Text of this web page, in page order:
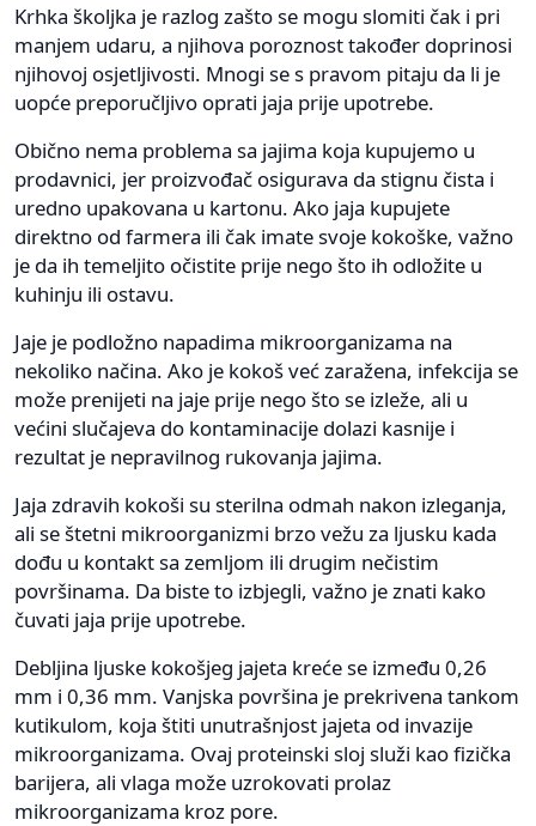
Krhka školjka je razlog zašto se mogu slomiti čak i pri
manjem udaru, a njihova poroznost također doprinosi
njihovoj osjetljivosti. Mnogi se s pravom pitaju da li je
uopće preporučljivo oprati jaja prije upotrebe.
Obično nema problema sa jajima koja kupujemo u
prodavnici, jer proizvođač osigurava da stignu čista i
uredno upakovana u kartonu. Ako jaja kupujete
direktno od farmera ili čak imate svoje kokoške, važno
je da ih temeljito očistite prije nego što ih odložite u
kuhinju ili ostavu.
Jaje je podložno napadima mikroorganizama na
nekoliko načina. Ako je kokoš već zaražena, infekcija se
može prenijeti na jaje prije nego što se izleže, ali u
većini slučajeva do kontaminacije dolazi kasnije i
rezultat je nepravilnog rukovanja jajima.
Jaja zdravih kokoši su sterilna odmah nakon izleganja,
ali se štetni mikroorganizmi brzo vežu za ljusku kada
dođu u kontakt sa zemljom ili drugim nečistim
površinama. Da biste to izbjegli, važno je znati kako
čuvati jaja prije upotrebe.
Debljina ljuske kokošjeg jajeta kreće se između 0,26
mm i 0,36 mm. Vanjska površina je prekrivena tankom
kutikulom, koja štiti unutrašnjost jajeta od invazije
mikroorganizama. Ovaj proteinski sloj služi kao fizička
barijera, ali vlaga može uzrokovati prolaz
mikroorganizama kroz pore.